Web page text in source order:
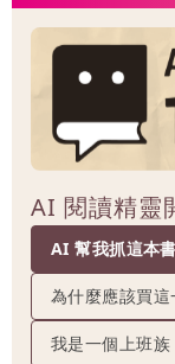
AI 閱讀精靈
AI 幫我抓這本
為什麼應該買這
我是一個上班